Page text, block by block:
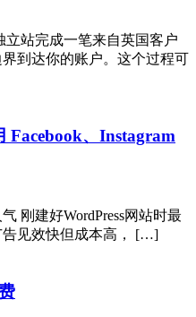
站完成一笔来自英国客户
到达你的账户。这个过程可
Facebook、Instagram
刚建好WordPress网站时最
告见效快但成本高， […]